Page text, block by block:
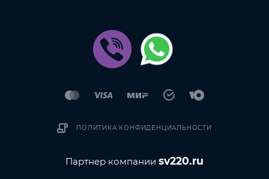
ПОЛИТИКА КОНФИДЕНЦИАЛЬНОСТИ
Партнер компании sv220.ru